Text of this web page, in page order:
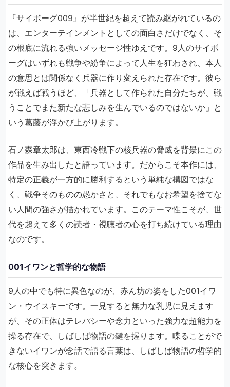
『サイボーグ009』が半世紀を超えて読み継がれているの
は、エンターテインメントとしての面白さだけでなく、そ
の根底に流れる強いメッセージ性ゆえです。9人のサイボ
ーグはいずれも戦争や紛争によって人生を狂わされ、本人
の意思とは関係なく兵器に作り変えられた存在です。彼ら
が戦えば戦うほど、「兵器として作られた自分たちが、戦
うことでまた新たな悲しみを生んでいるのではないか」と
いう葛藤が浮かび上がります。
石ノ森章太郎は、東西冷戦下の核兵器の脅威を背景にこの
作品を生み出したと語っています。だからこそ本作には、
特定の正義が一方的に勝利するという単純な構図ではな
く、戦争そのものの愚かさと、それでもなお希望を捨てな
い人間の強さが描かれています。このテーマ性こそが、世
代を超えて多くの読者・視聴者の心を打ち続けている理由
なのです。
001イワンと哲学的な物語
9人の中でも特に異色なのが、赤ん坊の姿をした001イワ
ン・ウイスキーです。一見すると無力な乳児に見えます
が、その正体はテレパシーや念力といった強力な超能力を
操る存在で、しばしば物語の鍵を握ります。喋ることがで
きないイワンが念話で語る言葉は、しばしば物語の哲学的
な核心を突きます。